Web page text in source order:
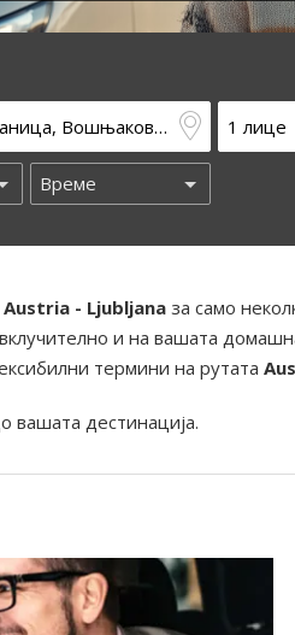
Austria - Ljubljana за само
и на вашата
термини на рутата
вашата дестинација.